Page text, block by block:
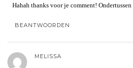
Hahah thanks voor je comment!
BEANTWOORDEN
MELISSA